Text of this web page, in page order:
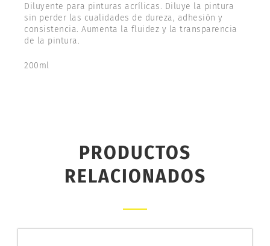
Diluyente para pinturas acrílicas. Diluye la pintura
sin perder las cualidades de dureza, adhesión y
consistencia. Aumenta la fluidez y la transparencia
de la pintura.
200ml
PRODUCTOS
RELACIONADOS